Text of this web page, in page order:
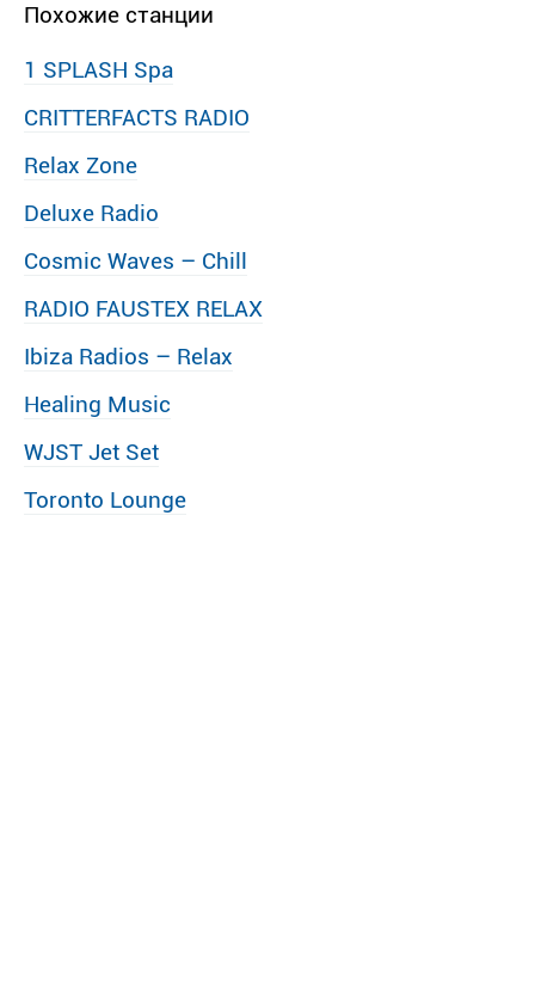
Похожие станции
1 SPLASH Spa
CRITTERFACTS RADIO
Relax Zone
Deluxe Radio
Cosmic Waves – Chill
RADIO FAUSTEX RELAX
Ibiza Radios – Relax
Healing Music
WJST Jet Set
Toronto Lounge